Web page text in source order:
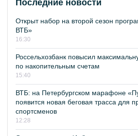
Последние новости
Открыт набор на второй сезон
ВТБ»
16:30
Россельхозбанк повысил
по накопительным счетам
15:40
ВТБ: на Петербургском марафоне
появится новая беговая трасса для
спортсменов
12:28